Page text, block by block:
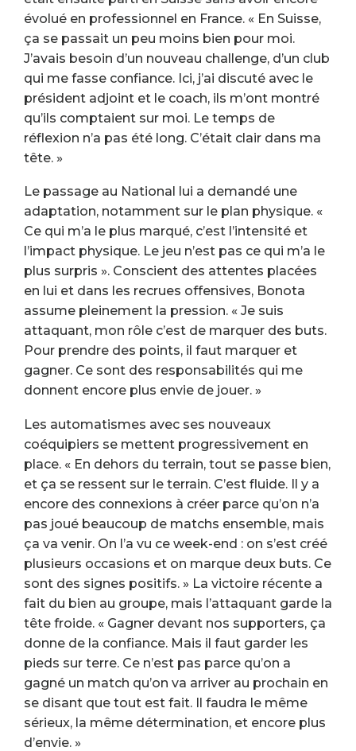
évolué en professionnel en France. « En Suisse,
ça se passait un peu moins bien pour moi.
J’avais besoin d’un nouveau challenge, d’un club
qui me fasse confiance. Ici, j’ai discuté avec le
président adjoint et le coach, ils m’ont montré
qu’ils comptaient sur moi. Le temps de
réflexion n’a pas été long. C’était clair dans ma
tête. »
Le passage au National lui a demandé une
adaptation, notamment sur le plan physique. «
Ce qui m’a le plus marqué, c’est l’intensité et
l’impact physique. Le jeu n’est pas ce qui m’a le
plus surpris ». Conscient des attentes placées
en lui et dans les recrues offensives, Bonota
assume pleinement la pression. « Je suis
attaquant, mon rôle c’est de marquer des buts.
Pour prendre des points, il faut marquer et
gagner. Ce sont des responsabilités qui me
donnent encore plus envie de jouer. »
Les automatismes avec ses nouveaux
coéquipiers se mettent progressivement en
place. « En dehors du terrain, tout se passe bien,
et ça se ressent sur le terrain. C’est fluide. Il y a
encore des connexions à créer parce qu’on n’a
pas joué beaucoup de matchs ensemble, mais
ça va venir. On l’a vu ce week-end : on s’est créé
plusieurs occasions et on marque deux buts. Ce
sont des signes positifs. » La victoire récente a
fait du bien au groupe, mais l’attaquant garde la
tête froide. « Gagner devant nos supporters, ça
donne de la confiance. Mais il faut garder les
pieds sur terre. Ce n’est pas parce qu’on a
gagné un match qu’on va arriver au prochain en
se disant que tout est fait. Il faudra le même
sérieux, la même détermination, et encore plus
d’envie. »